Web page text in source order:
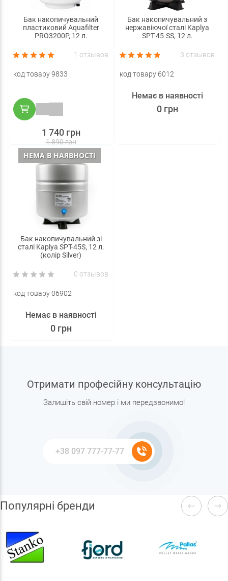
Бак накопичувальний
пластиковий Aquafilter
PRO3200P, 12 л.
1 отзывов
код товару 9833
1 890 грн
1 740 грн
Бак накопичувальний з
нержавіючої сталі Kaplya
SPT-45-SS, 12 л.
3 отзывов
код товару 6012
0 грн
Немає в наявності
НЕМА В НАЯВНОСТІ
Бак накопичувальний зі
сталі Kaplya SPT-45S, 12 л.
(колір Silver)
0 отзывов
код товару 06902
0 грн
Немає в наявності
Отримати професійну консультацію
Залишіть свій номер і ми передзвонимо!
Популярні бренди